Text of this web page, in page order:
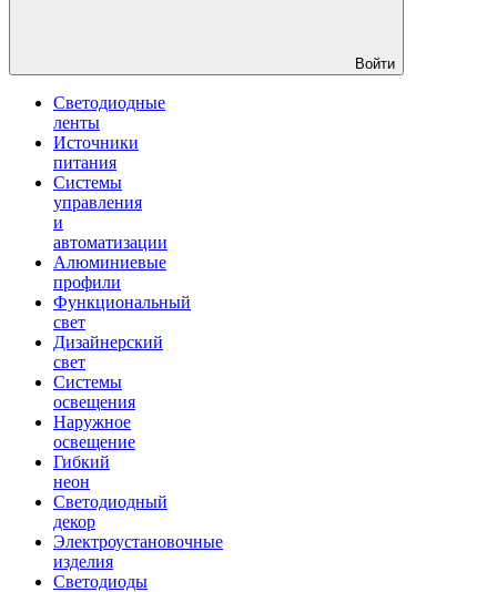
Войти
Светодиодные
ленты
Источники
питания
Системы
управления
и
автоматизации
Алюминиевые
профили
Функциональный
свет
Дизайнерский
свет
Системы
освещения
Наружное
освещение
Гибкий
неон
Светодиодный
декор
Электроустановочные
изделия
Светодиоды